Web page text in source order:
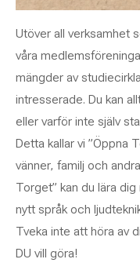
Utöver all verksamhet
våra
mängder av
intresserade. Du kan
eller varför inte själv
Detta kallar vi ”Öppna
vänner, familj och
Torget” kan du lära
nytt språk och
Tveka inte att höra av
DU vill göra!